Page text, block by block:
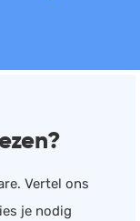
Vertel ons
je nodig